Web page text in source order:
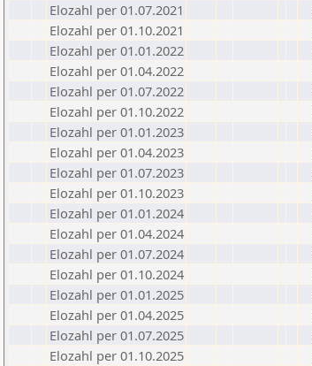
Elozahl per 01.07.2021
Elozahl per 01.10.2021
Elozahl per 01.01.2022
Elozahl per 01.04.2022
Elozahl per 01.07.2022
Elozahl per 01.10.2022
Elozahl per 01.01.2023
Elozahl per 01.04.2023
Elozahl per 01.07.2023
Elozahl per 01.10.2023
Elozahl per 01.01.2024
Elozahl per 01.04.2024
Elozahl per 01.07.2024
Elozahl per 01.10.2024
Elozahl per 01.01.2025
Elozahl per 01.04.2025
Elozahl per 01.07.2025
Elozahl per 01.10.2025